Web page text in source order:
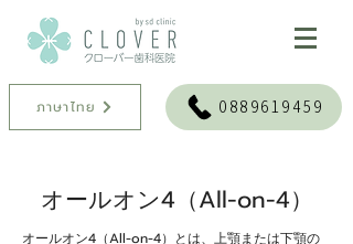
ภาษาไทย 0889619459
オールオン4（All-on-4）
オールオン4（All-on-4）とは、上顎または下顎の